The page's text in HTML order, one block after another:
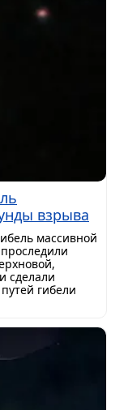
взрыва
массивной
сделали
гибели